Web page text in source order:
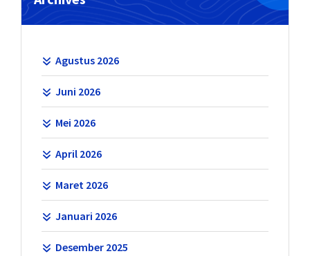
Agustus 2026
Juni 2026
Mei 2026
April 2026
Maret 2026
Januari 2026
Desember 2025